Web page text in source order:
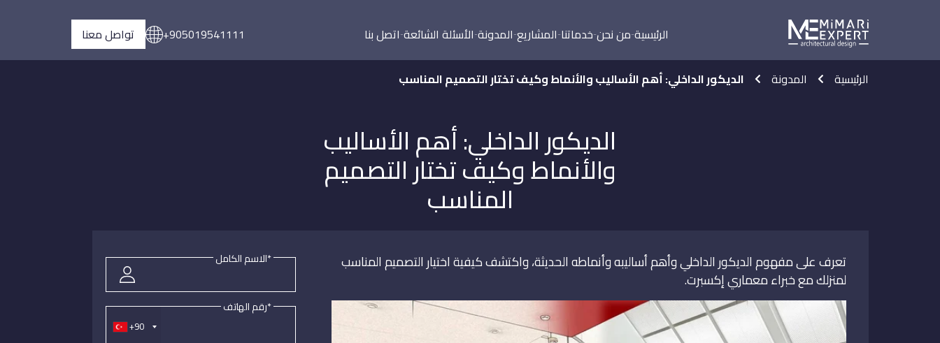
الرئيسية من نحن خدماتنا المشاريع المدونة الأسئلة الشائعة اتصل بنا +905019541111 تواصل معنا
الرئيسية المدونة الديكور الداخلي: أهم الأساليب والأنماط وكيف تختار التصميم المناسب
الديكور الداخلي: أهم الأساليب
والأنماط وكيف تختار التصميم
المناسب
تعرف على مفهوم الديكور الداخلي وأهم أساليبه وأنماطه الحديثة، واكتشف كيفية اختيار التصميم المناسب
لمنزلك مع خبراء معماري إكسبرت.
*الاسم الكامل
+90
*رقم الهاتف